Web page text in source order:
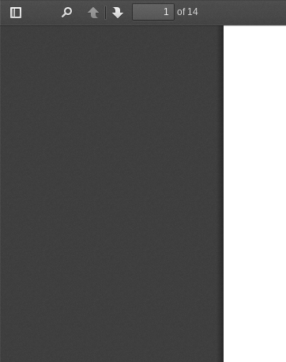
Toggle
PreviousNext
of 14